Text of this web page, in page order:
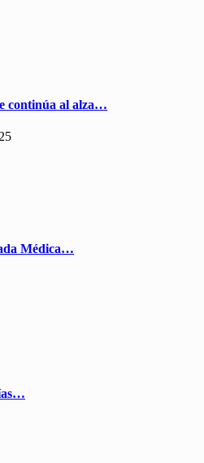
continúa al alza…
Médica…